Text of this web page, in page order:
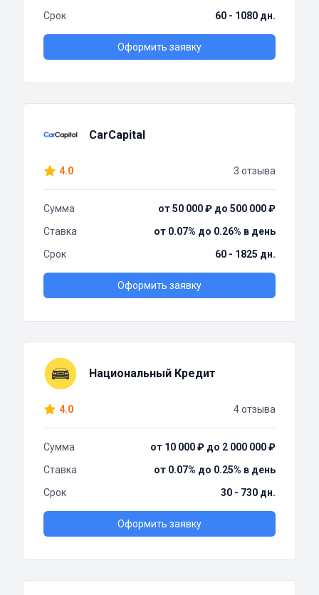
Срок
60 - 1080 дн.
Оформить заявку
CarCapital
4.0 3 отзыва
Сумма
от 50 000 ₽ до 500 000 ₽
Ставка
от 0.07% до 0.26% в день
Срок
60 - 1825 дн.
Оформить заявку
Национальный Кредит
4.0 4 отзыва
Сумма
от 10 000 ₽ до 2 000 000 ₽
Ставка
от 0.07% до 0.25% в день
Срок
30 - 730 дн.
Оформить заявку